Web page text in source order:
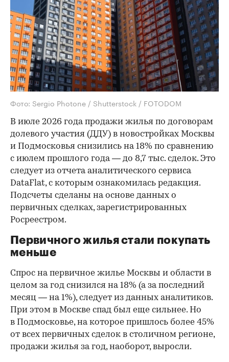
Фото: Sergio Photone / Shutterstock / FOTODOM
В июле 2026 года продажи жилья по договорам
долевого участия (ДДУ) в новостройках Москвы
и Подмосковья снизились на 18% по сравнению
с июлем прошлого года — до 8,7 тыс. сделок. Это
следует из отчета аналитического сервиса
DataFlat, с которым ознакомилась редакция.
Подсчеты сделаны на основе данных о
первичных сделках, зарегистрированных
Росреестром.
Первичного жилья стали покупать
меньше
Спрос на первичное жилье Москвы и области в
целом за год снизился на 18% (а за последний
месяц — на 1%), следует из данных аналитиков.
При этом в Москве спад был еще сильнее. Но
в Подмосковье, на которое пришлось более 45%
от всех первичных сделок в столичном регионе,
продажи жилья за год, наоборот, выросли.